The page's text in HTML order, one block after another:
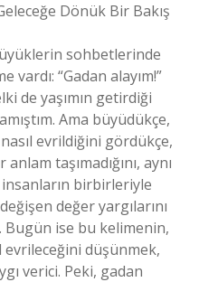
Dönük Bir Bakış
sohbetlerinde
vardı: “Gadan alayım!”
de yaşımın getirdiği
Ama büyüdükçe,
evrildiğini gördükçe,
taşımadığını, aynı
insanların birbirleriyle
değer yargılarını
Bugün ise bu kelimenin,
evrileceğini düşünmek,
verici. Peki, gadan